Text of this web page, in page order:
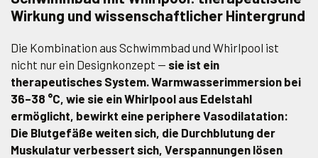
Wirkung und wissenschaftlicher Hintergrund
Die Kombination aus Schwimmbad und Whirlpool ist
nicht nur ein Designkonzept — sie ist ein
therapeutisches System. Warmwasserimmersion bei
36–38 °C, wie sie ein Whirlpool aus Edelstahl
ermöglicht, bewirkt eine periphere Vasodilatation:
Die Blutgefäße weiten sich, die Durchblutung der
Muskulatur verbessert sich, Verspannungen lösen